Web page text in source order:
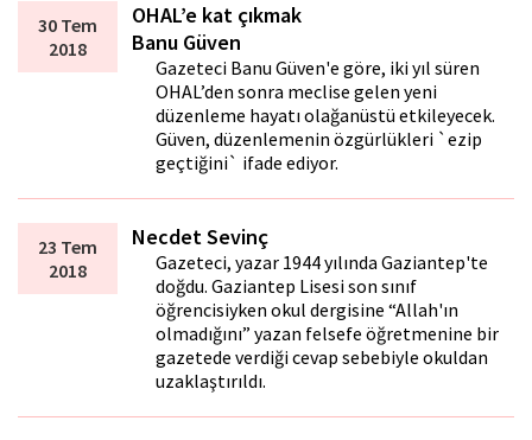
30 Tem
2018
OHAL’e kat çıkmak
Banu Güven
Gazeteci Banu Güven'e göre, iki yıl süren
OHAL’den sonra meclise gelen yeni
düzenleme hayatı olağanüstü etkileyecek.
Güven, düzenlemenin özgürlükleri `ezip
geçtiğini` ifade ediyor.
23 Tem
2018
Necdet Sevinç
Gazeteci, yazar 1944 yılında Gaziantep'te
doğdu. Gaziantep Lisesi son sınıf
öğrencisiyken okul dergisine “Allah'ın
olmadığını” yazan felsefe öğretmenine bir
gazetede verdiği cevap sebebiyle okuldan
uzaklaştırıldı.